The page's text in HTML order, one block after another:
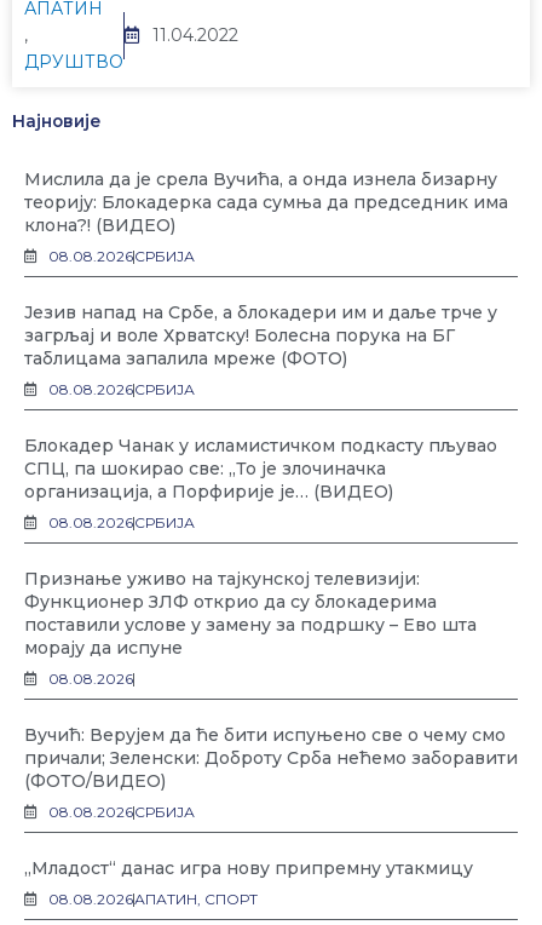
АПАТИН
,
ДРУШТВО
11.04.2022
Најновије
Мислила да је срела Вучића, а онда изнела бизарну
теорију: Блокадерка сада сумња да председник има
клона?! (ВИДЕО)
08.08.2026СРБИЈА
Језив напад на Србе, а блокадери им и даље трче у
загрљај и воле Хрватску! Болесна порука на БГ
таблицама запалила мреже (ФОТО)
08.08.2026СРБИЈА
Блокадер Чанак у исламистичком подкасту пљувао
СПЦ, па шокирао све: „То је злочиначка
организација, а Порфирије је… (ВИДЕО)
08.08.2026СРБИЈА
Признање уживо на тајкунској телевизији:
Функционер ЗЛФ открио да су блокадерима
поставили услове у замену за подршку – Ево шта
морају да испуне
08.08.2026
Вучић: Верујем да ће бити испуњено све о чему смо
причали; Зеленски: Доброту Срба нећемо заборавити
(ФОТО/ВИДЕО)
08.08.2026СРБИЈА
„Младост“ данас игра нову припремну утакмицу
08.08.2026АПАТИН, СПОРТ